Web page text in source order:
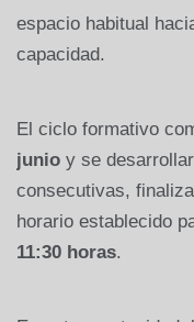
espacio habitual
capacidad.
El ciclo formativo
junio y se
consecutivas,
horario establecido
11:30 horas.